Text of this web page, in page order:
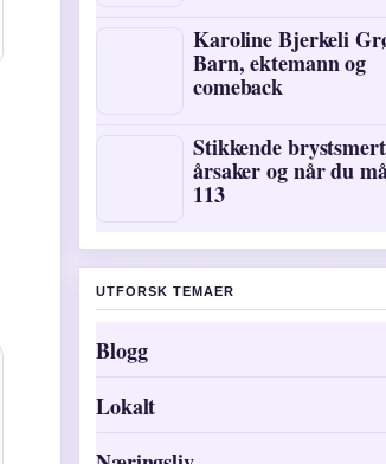
Karoline Bjerkeli
Barn, ektemann og
comeback
Stikkende
årsaker og når du
113
UTFORSK TEMAER
Blogg
Lokalt